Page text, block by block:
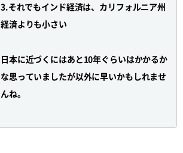
3.それでもインド経済は、カリフォルニア州
経済よりも小さい
日本に近づくにはあと10年ぐらいはかかるか
な思っていましたが以外に早いかもしれませ
んね。